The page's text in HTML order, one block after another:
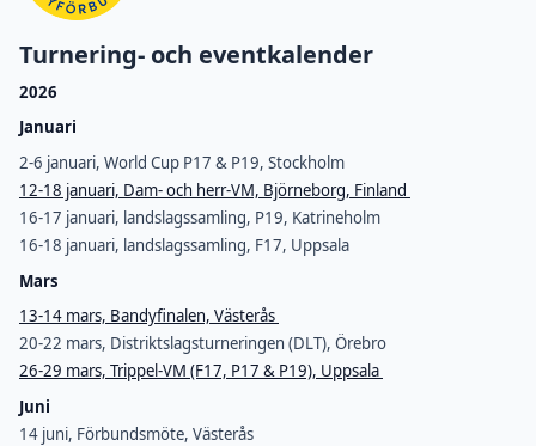
Turnering- och eventkalender
2026
Januari
2-6 januari, World Cup P17 & P19, Stockholm
12-18 januari, Dam- och herr-VM, Björneborg, Finland
16-17 januari, landslagssamling, P19, Katrineholm
16-18 januari, landslagssamling, F17, Uppsala
Mars
13-14 mars, Bandyfinalen, Västerås
20-22 mars, Distriktslagsturneringen (DLT), Örebro
26-29 mars, Trippel-VM (F17, P17 & P19), Uppsala
Juni
14 juni, Förbundsmöte, Västerås